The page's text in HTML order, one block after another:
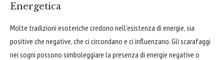
Energetica
Molte tradizioni esoteriche credono nell'esistenza di energie, sia
positive che negative, che ci circondano e ci influenzano. Gli scarafaggi
nei sogni possono simboleggiare la presenza di energie negative o